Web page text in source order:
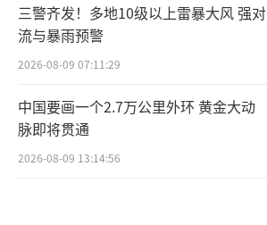
三警齐发！多地10级以上雷暴大风 强对
流与暴雨预警
2026-08-09 07:11:29
中国要画一个2.7万公里外环 黄金大动
脉即将贯通
2026-08-09 13:14:56